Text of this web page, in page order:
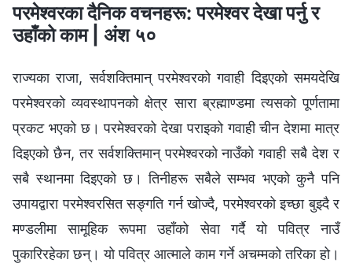
परमेश्‍वरका दैनिक वचनहरू: परमेश्‍वर देखा पर्नु र
उहाँको काम | अंश ५०
राज्यका राजा, सर्वशक्तिमान् परमेश्‍वरको गवाही दिइएको समयदेखि
परमेश्‍वरको व्यवस्थापनको क्षेत्र सारा ब्रह्माण्डमा त्यसको पूर्णतामा
प्रकट भएको छ। परमेश्‍वरको देखा पराइको गवाही चीन देशमा मात्र
दिइएको छैन, तर सर्वशक्तिमान् परमेश्‍वरको नाउँको गवाही सबै देश र
सबै स्थानमा दिइएको छ। तिनीहरू सबैले सम्‍भव भएको कुनै पनि
उपायद्वारा परमेश्‍वरसित सङ्गति गर्न खोज्दै, परमेश्‍वरको इच्छा बुझ्दै र
मण्डलीमा सामूहिक रूपमा उहाँको सेवा गर्दै यो पवित्र नाउँ
पुकारिरहेका छन्। यो पवित्र आत्माले काम गर्ने अचम्मको तरिका हो।